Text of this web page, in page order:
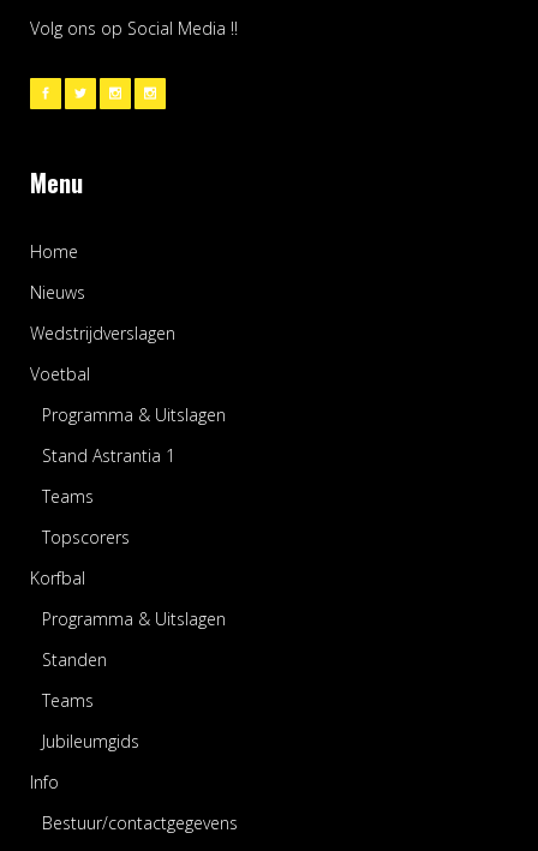
Volg ons op Social Media !!
Menu
Home
Nieuws
Wedstrijdverslagen
Voetbal
Programma & Uitslagen
Stand Astrantia 1
Teams
Topscorers
Korfbal
Programma & Uitslagen
Standen
Teams
Jubileumgids
Info
Bestuur/contactgegevens